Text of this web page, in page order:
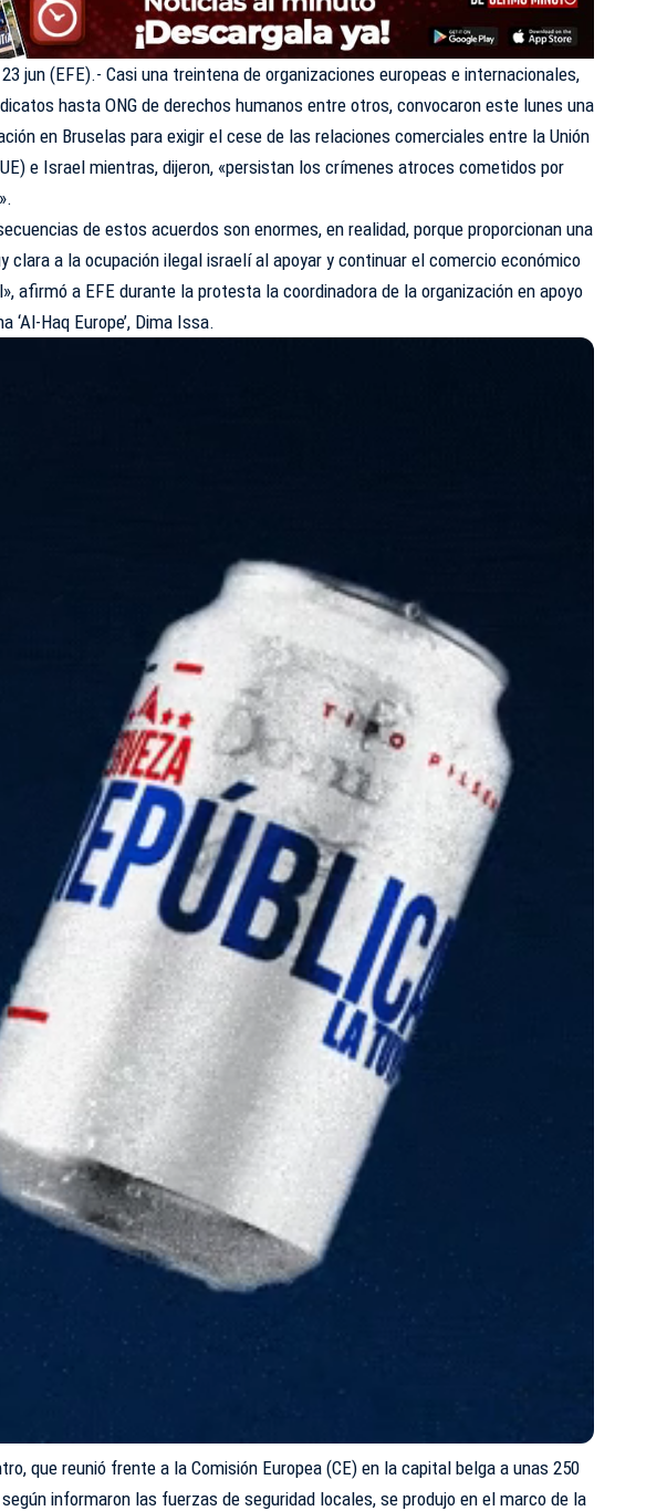
jun (EFE).- Casi una treintena de organizaciones europeas e internacionales,
hasta ONG de derechos humanos entre otros, convocaron este lunes una
en Bruselas para exigir el cese de las relaciones comerciales entre la Unión
e Israel mientras, dijeron, «persistan los crímenes atroces cometidos por
de estos acuerdos son enormes, en realidad, porque proporcionan una
clara a la ocupación ilegal israelí al apoyar y continuar el comercio económico
afirmó a EFE durante la protesta la coordinadora de la organización en apoyo
‘Al-Haq Europe’, Dima Issa.
que reunió frente a la Comisión Europea (CE) en la capital belga a unas 250
informaron las fuerzas de seguridad locales, se produjo en el marco de la